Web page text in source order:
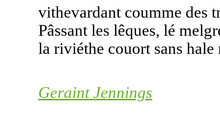
vithevardant coumme des
Pâssant les lêques, lé
la riviéthe couort sans
Geraint Jennings